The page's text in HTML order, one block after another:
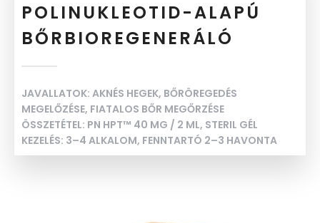
POLINUKLEOTID-ALAPÚ
BŐRBIOREGENERÁLÓ
JAVALLATOK: AKNÉS HEGEK, BŐRÖREGEDÉS
MEGELŐZÉSE, FIATALOS BŐR MEGŐRZÉSE
ÖSSZETÉTEL: PN HPT™ 40 MG / 2 ML, STERIL GÉL
KEZELÉS: 3–4 ALKALOM, FENNTARTÓ 2–3 HAVONTA